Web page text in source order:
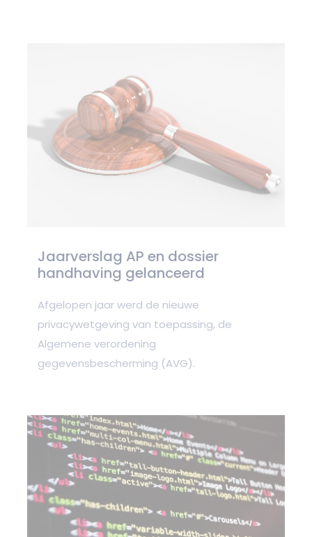
Jaarverslag AP en dossier
handhaving gelanceerd
Afgelopen jaar werd de nieuwe
privacywetgeving van toepassing, de
Algemene verordening
gegevensbescherming (AVG).